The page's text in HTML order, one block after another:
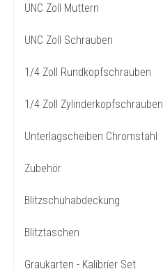
UNC Zoll Muttern
UNC Zoll Schrauben
1/4 Zoll Rundkopfschrauben
1/4 Zoll Zylinderkopfschrauben
Unterlagscheiben Chromstahl
Zubehör
Blitzschuhabdeckung
Blitztaschen
Graukarten - Kalibrier Set